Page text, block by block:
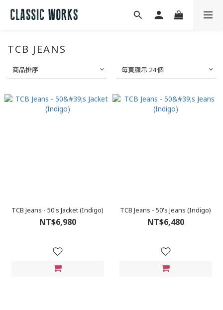
TCB JEANS
商品排序 每頁顯示 24 個
TCB Jeans - 50's Jacket (Indigo)
NT$6,980
TCB Jeans - 50's Jeans (Indigo)
NT$6,480